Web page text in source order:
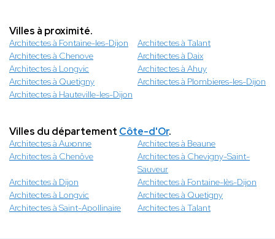
Villes à proximité.
Architectes à Fontaine-les-Dijon
Architectes à Talant
Architectes à Chenove
Architectes à Daix
Architectes à Longvic
Architectes à Ahuy
Architectes à Quetigny
Architectes à Plombieres-les-Dijon
Architectes à Hauteville-les-Dijon
Villes du département Côte-d'Or.
Architectes à Auxonne
Architectes à Beaune
Architectes à Chenôve
Architectes à Chevigny-Saint-
Sauveur
Architectes à Dijon
Architectes à Fontaine-lès-Dijon
Architectes à Longvic
Architectes à Quetigny
Architectes à Saint-Apollinaire
Architectes à Talant